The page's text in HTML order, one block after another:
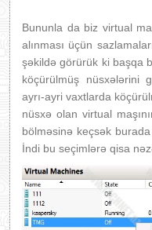
Bununla da biz virtual
alınması üçün
şəkildə görürük ki başqa
köçürülmüş nüsxələrini
ayrı-ayri vaxtlarda
nüsxə olan virtual
bölməsinə keçsək
İndi bu seçimlərə qisa